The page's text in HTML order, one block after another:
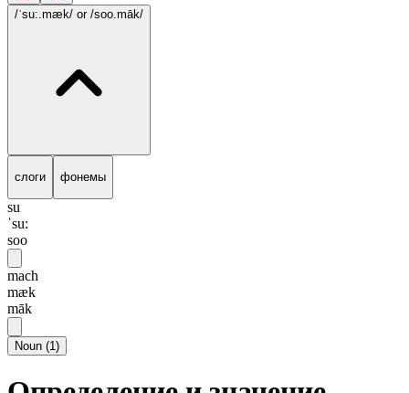
/ˈsu:.mæk/ or /soo.māk/
слоги фонемы
su
ˈsu:
soo
mach
mæk
māk
Noun (1)